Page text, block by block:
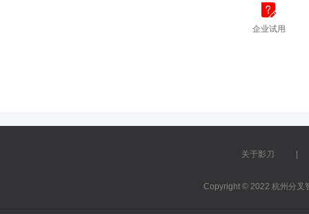
企业试用
关于影刀
Copyright © 2022 杭州分叉